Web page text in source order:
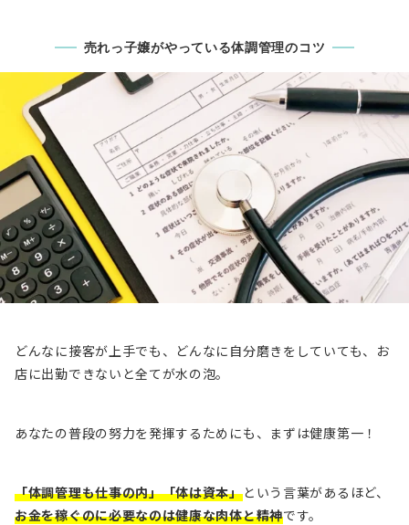
売れっ子嬢がやっている体調管理のコツ
どんなに接客が上手でも、どんなに自分磨きをしていても、お
店に出勤できないと全てが水の泡。
あなたの普段の努力を発揮するためにも、まずは健康第一！
「体調管理も仕事の内」「体は資本」という言葉があるほど、
お金を稼ぐのに必要なのは健康な肉体と精神です。